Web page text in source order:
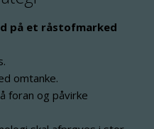
på et råstofmarked
omtanke.
foran og påvirke